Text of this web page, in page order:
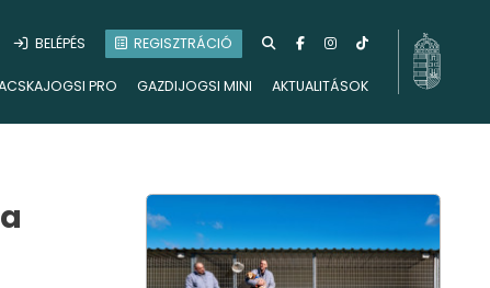
PRO GAZDIJOGSI MINI AKTUALITÁSOK
BELÉPÉS REGISZTRÁCIÓ